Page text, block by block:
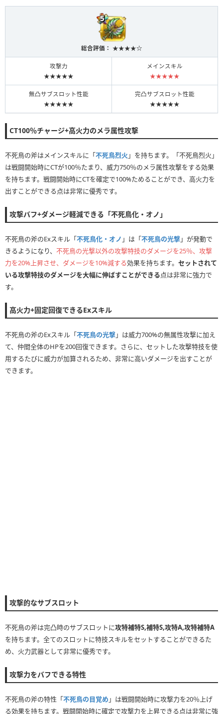
総合評価： ★★★★☆
攻撃力
★★★★★
メインスキル
★★★★★
無凸サブスロット性能
★★★★★
完凸サブスロット性能
★★★★★
CT100％チャージ+高火力のメラ属性攻撃
不死鳥の斧はメインスキルに「不死鳥烈火 」を持ちます。「不死鳥烈火」
は戦闘開始時にCTが100％たまり、威力750％のメラ属性攻撃をする効果
を持ちます。戦闘開始時にCTを確定で100%ためることができ、高火力を
出すことができる点は非常に優秀です。
攻撃バフ+ダメージ軽減できる「不死鳥化・オノ」
不死鳥の斧のExスキル「不死鳥化・オノ 」は「不死鳥の光撃」が発動で
きるようになり、 不死鳥の光撃以外の攻撃特技のダメージを25％、攻撃
力を20%上昇させ、ダメージを10%減する効果を持ちます。 セットされて
いる攻撃特技のダメージを大幅に伸ばすことができる点は非常に強力で
す。
高火力+固定回復できるExスキル
不死鳥の斧のExスキル「不死鳥の光撃」は威力700%の無属性攻撃に加え
て、仲間全体のHPを200回復できます。さらに、セットした攻撃特技を使
用するたびに威力が加算されるため、非常に高いダメージを出すことが
できます。
攻撃的なサブスロット
不死鳥の斧は完凸時のサブスロットに攻特補特S,補特S,攻特A,攻特補特A
を持ちます。全てのスロットに特技スキルをセットすることができるた
め、火力武器として非常に優秀です。
攻撃力をバフできる特性
不死鳥の斧の特性「不死鳥の目覚め 」は戦闘開始時に攻撃力を20％上げ
る効果を持ちます。戦闘開始時に確定で攻撃力を上昇できる点は非常に強